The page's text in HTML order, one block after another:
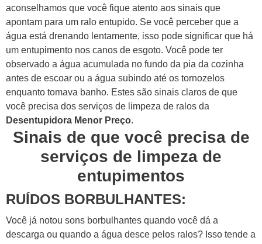
aconselhamos que você fique atento aos sinais que
apontam para um ralo entupido. Se você perceber que a
água está drenando lentamente, isso pode significar que há
um entupimento nos canos de esgoto. Você pode ter
observado a água acumulada no fundo da pia da cozinha
antes de escoar ou a água subindo até os tornozelos
enquanto tomava banho. Estes são sinais claros de que
você precisa dos serviços de limpeza de ralos da
Desentupidora Menor Preço.
Sinais de que você precisa de
serviços de limpeza de
entupimentos
RUÍDOS BORBULHANTES:
Você já notou sons borbulhantes quando você dá a
descarga ou quando a água desce pelos ralos? Isso tende a